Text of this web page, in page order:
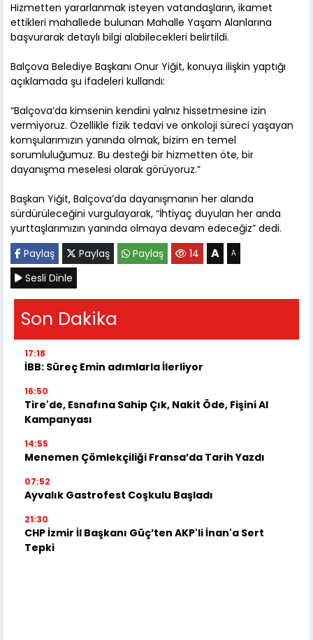
Hizmetten yararlanmak isteyen vatandaşların, ikamet
ettikleri mahallede bulunan Mahalle Yaşam Alanlarına
başvurarak detaylı bilgi alabilecekleri belirtildi.
Balçova Belediye Başkanı Onur Yiğit, konuya ilişkin yaptığı
açıklamada şu ifadeleri kullandı:
“Balçova’da kimsenin kendini yalnız hissetmesine izin
vermiyoruz. Özellikle fizik tedavi ve onkoloji süreci yaşayan
komşularımızın yanında olmak, bizim en temel
sorumluluğumuz. Bu desteği bir hizmetten öte, bir
dayanışma meselesi olarak görüyoruz.”
Başkan Yiğit, Balçova’da dayanışmanın her alanda
sürdürüleceğini vurgulayarak, “İhtiyaç duyulan her anda
yurttaşlarımızın yanında olmaya devam edeceğiz” dedi.
Paylaş
Paylaş Paylaş 14 A A
Sesli Dinle
Son Dakika
17:18
İBB: Süreç Emin adımlarla İlerliyor
16:50
Tire'de, Esnafına Sahip Çık, Nakit Öde, Fişini Al
Kampanyası
14:55
Menemen Çömlekçiliği Fransa’da Tarih Yazdı
07:52
Ayvalık Gastrofest Coşkulu Başladı
21:30
CHP İzmir İl Başkanı Güç’ten AKP'li İnan'a Sert
Tepki